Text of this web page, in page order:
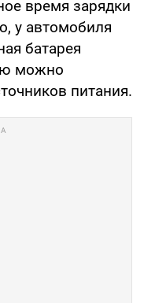
время зарядки
у автомобиля
батарея
можно
питания.